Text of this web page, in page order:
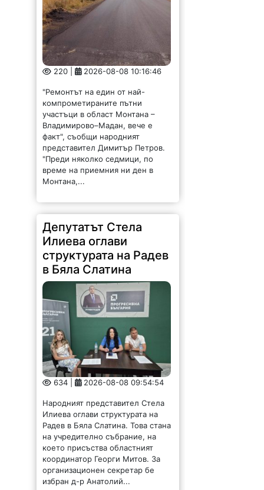
220 | 2026-08-08 10:16:46
"Ремонтът на един от най-
компрометираните пътни
участъци в област Монтана –
Владимирово–Мадан, вече е
факт", съобщи народният
представител Димитър Петров.
"Преди няколко седмици, по
време на приемния ни ден в
Монтана,...
Депутатът Стела
Илиева оглави
структурата на Радев
в Бяла Слатина
634 | 2026-08-08 09:54:54
Народният представител Стела
Илиева оглави структурата на
Радев в Бяла Слатина. Това стана
на учредително събрание, на
което присъства областният
координатор Георги Митов. За
организационен секретар бе
избран д-р Анатолий...